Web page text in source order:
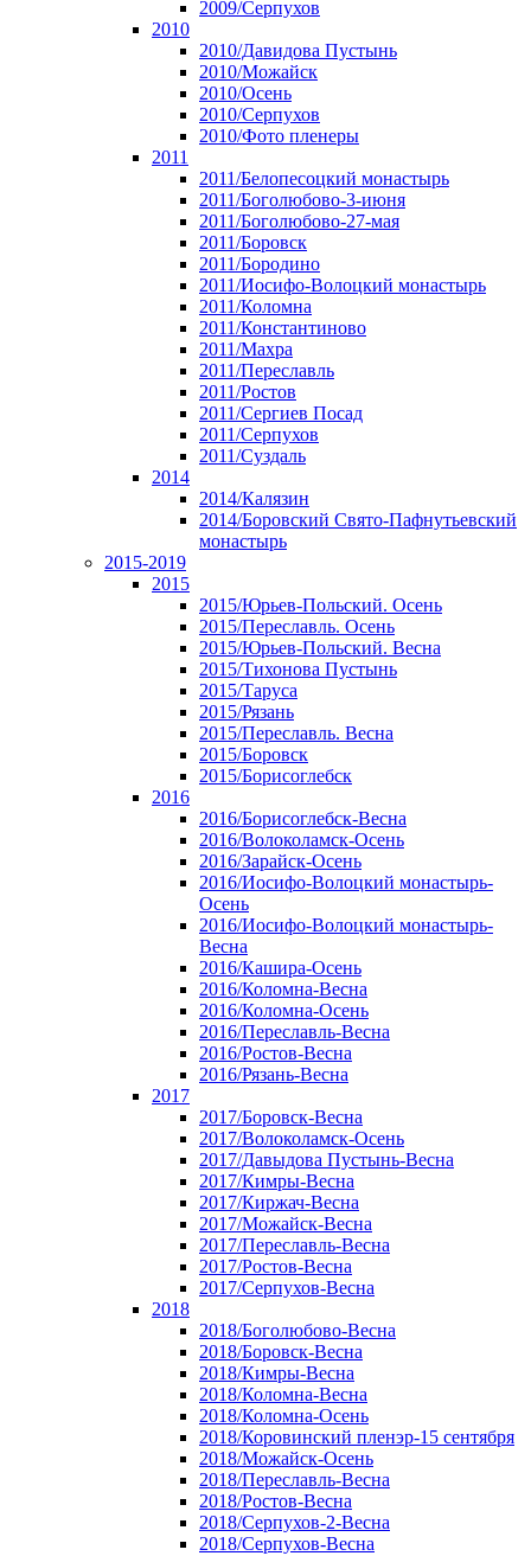
2009/Серпухов
2010
2010/Давидова Пустынь
2010/Можайск
2010/Осень
2010/Серпухов
2010/Фото пленеры
2011
2011/Белопесоцкий монастырь
2011/Боголюбово-3-июня
2011/Боголюбово-27-мая
2011/Боровск
2011/Бородино
2011/Иосифо-Волоцкий монастырь
2011/Коломна
2011/Константиново
2011/Махра
2011/Переславль
2011/Ростов
2011/Сергиев Посад
2011/Серпухов
2011/Суздаль
2014
2014/Калязин
2014/Боровский Свято-Пафнутьевский
монастырь
2015-2019
2015
2015/Юрьев-Польский. Осень
2015/Переславль. Осень
2015/Юрьев-Польский. Весна
2015/Тихонова Пустынь
2015/Таруса
2015/Рязань
2015/Переславль. Весна
2015/Боровск
2015/Борисоглебск
2016
2016/Борисоглебск-Весна
2016/Волоколамск-Осень
2016/Зарайск-Осень
2016/Иосифо-Волоцкий монастырь-
Осень
2016/Иосифо-Волоцкий монастырь-
Весна
2016/Кашира-Осень
2016/Коломна-Весна
2016/Коломна-Осень
2016/Переславль-Весна
2016/Ростов-Весна
2016/Рязань-Весна
2017
2017/Боровск-Весна
2017/Волоколамск-Осень
2017/Давыдова Пустынь-Весна
2017/Кимры-Весна
2017/Киржач-Весна
2017/Можайск-Весна
2017/Переславль-Весна
2017/Ростов-Весна
2017/Серпухов-Весна
2018
2018/Боголюбово-Весна
2018/Боровск-Весна
2018/Кимры-Весна
2018/Коломна-Весна
2018/Коломна-Осень
2018/Коровинский пленэр-15 сентября
2018/Можайск-Осень
2018/Переславль-Весна
2018/Ростов-Весна
2018/Серпухов-2-Весна
2018/Серпухов-Весна